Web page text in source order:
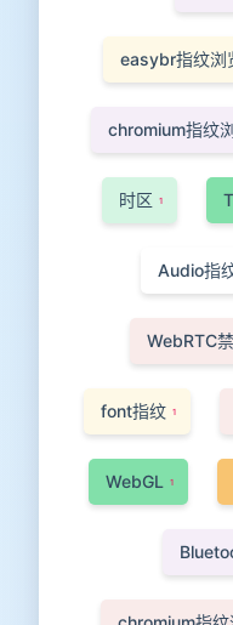
easybr指纹浏
chromium指纹
时区 1
Audio指
WebRTC
font指纹 1
WebGL 1